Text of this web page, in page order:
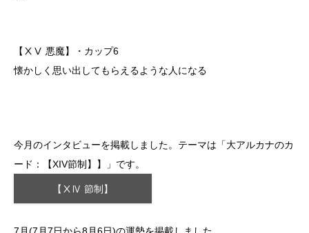
【ⅩⅤ 悪魔】・カップ6
懐かしく思い出してもらえるような人になる
今月のインタビューを掲載しました。テーマは「大アルカナのカ
ード：【XIV節制】】」です。
【ⅩⅣ 節制】